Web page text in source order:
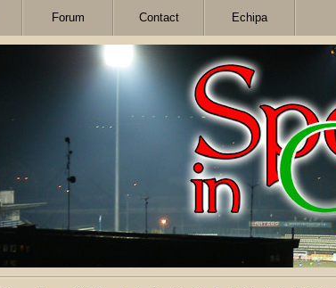
Forum Contact Echipa